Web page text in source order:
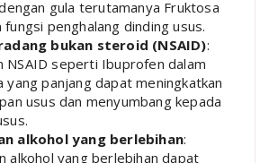
gula terutamanya Fruktosa
fungsi penghalang dinding usus.
bukan steroid (NSAID):
NSAID seperti Ibuprofen dalam
yang panjang dapat meningkatkan
usus dan menyumbang kepada
alkohol yang berlebihan:
alkohol yang berlebihan dapat